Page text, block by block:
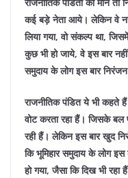
राजनीतिक पंडितों की मानें
कई बड़े नेता आये। लेकिन वे
लिया गया, वो संकल्प था,
कुछ भी हो जाये, वे इस बार
समुदाय के लोग इस बार
राजनीतिक पंडित ये भी कहते हैं
वोट करता रहा हैं। जिसके बल
रही हैं। लेकिन इस बार खुद
कि भूमिहार समुदाय के लोग
हो गया, जैसा कि दिख भी रहा